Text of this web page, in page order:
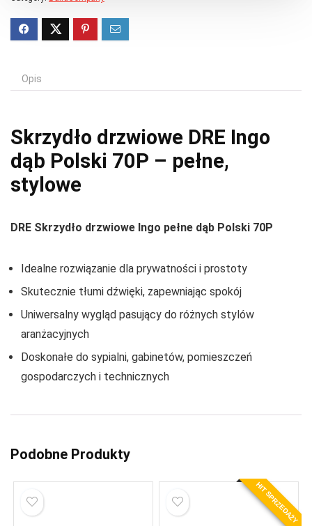
Opis
Skrzydło drzwiowe DRE Ingo
dąb Polski 70P – pełne,
stylowe
DRE Skrzydło drzwiowe Ingo pełne dąb Polski 70P
Idealne rozwiązanie dla prywatności i prostoty
Skutecznie tłumi dźwięki, zapewniając spokój
Uniwersalny wygląd pasujący do różnych stylów
aranżacyjnych
Doskonałe do sypialni, gabinetów, pomieszczeń
gospodarczych i technicznych
Podobne Produkty
HIT SPRZEDAŻY